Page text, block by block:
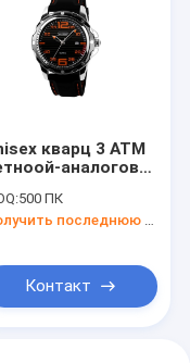
кварц 3 ATM
аналогов
силикона
500 ПК
Контакт